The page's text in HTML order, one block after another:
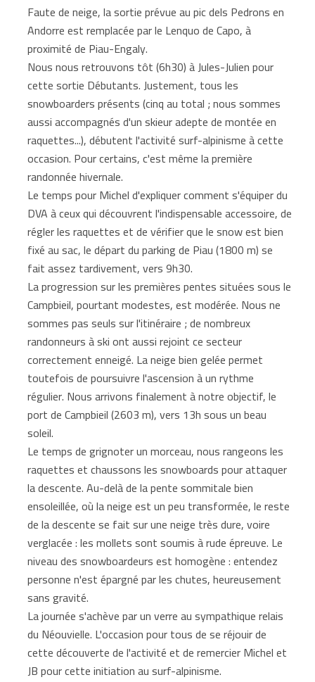
Faute de neige, la sortie prévue au pic dels Pedrons en
Andorre est remplacée par le Lenquo de Capo, à
proximité de Piau-Engaly.
Nous nous retrouvons tôt (6h30) à Jules-Julien pour
cette sortie Débutants. Justement, tous les
snowboarders présents (cinq au total ; nous sommes
aussi accompagnés d'un skieur adepte de montée en
raquettes...), débutent l'activité surf-alpinisme à cette
occasion. Pour certains, c'est même la première
randonnée hivernale.
Le temps pour Michel d'expliquer comment s'équiper du
DVA à ceux qui découvrent l'indispensable accessoire, de
régler les raquettes et de vérifier que le snow est bien
fixé au sac, le départ du parking de Piau (1800 m) se
fait assez tardivement, vers 9h30.
La progression sur les premières pentes situées sous le
Campbieil, pourtant modestes, est modérée. Nous ne
sommes pas seuls sur l'itinéraire ; de nombreux
randonneurs à ski ont aussi rejoint ce secteur
correctement enneigé. La neige bien gelée permet
toutefois de poursuivre l'ascension à un rythme
régulier. Nous arrivons finalement à notre objectif, le
port de Campbieil (2603 m), vers 13h sous un beau
soleil.
Le temps de grignoter un morceau, nous rangeons les
raquettes et chaussons les snowboards pour attaquer
la descente. Au-delà de la pente sommitale bien
ensoleillée, où la neige est un peu transformée, le reste
de la descente se fait sur une neige très dure, voire
verglacée : les mollets sont soumis à rude épreuve. Le
niveau des snowboardeurs est homogène : entendez
personne n'est épargné par les chutes, heureusement
sans gravité.
La journée s'achève par un verre au sympathique relais
du Néouvielle. L'occasion pour tous de se réjouir de
cette découverte de l'activité et de remercier Michel et
JB pour cette initiation au surf-alpinisme.